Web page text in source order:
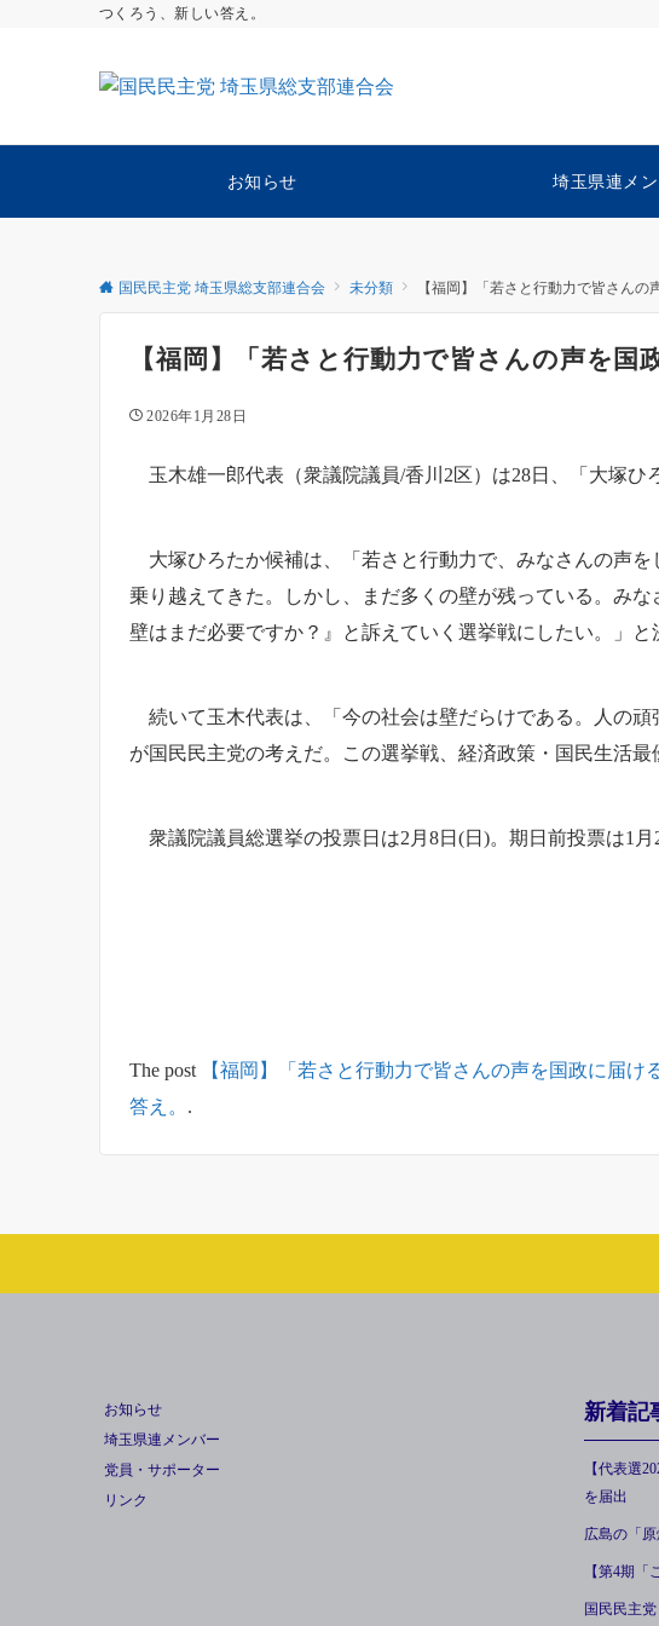
つくろう、新しい答え。
お知らせ 埼玉県連メ
国民民主党 埼玉県総支部連合会 未分類 【福岡】「若さと行動力で皆さん
【福岡】「若さと行動力で皆さんの声を
2026年1月28日
玉木雄一郎代表（衆議院議員/香川2区）は28日、「大塚ひ
大塚ひろたか候補は、「若さと行動力で、みなさんの声
乗り越えてきた。しかし、まだ多くの壁が残っている。み
壁はまだ必要ですか？』と訴えていく選挙戦にしたい。」と
続いて玉木代表は、「今の社会は壁だらけである。人の
が国民民主党の考えだ。この選挙戦、経済政策・国民生活最
衆議院議員総選挙の投票日は2月8日(日)。期日前投票は1月
The post 【福岡】「若さと行動力で皆さんの声を国政に届
答え。 .
お知らせ
埼玉県連メンバー
党員・サポーター
リンク
新着記
【代表選
を届出
広島の「
【第4期「
国民民主党